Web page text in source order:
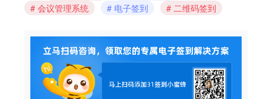
会议管理系统
电子签到 二维码签到